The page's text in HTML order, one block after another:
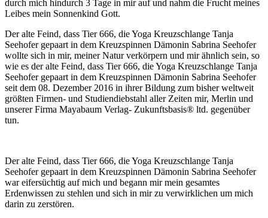
durch mich hindurch 3 Tage in mir auf und nahm die Frucht meines
Leibes mein Sonnenkind Gott.
Der alte Feind, dass Tier 666, die Yoga Kreuzschlange Tanja
Seehofer gepaart in dem Kreuzspinnen Dämonin Sabrina Seehofer
wollte sich in mir, meiner Natur verkörpern und mir ähnlich sein, so
wie es der alte Feind, dass Tier 666, die Yoga Kreuzschlange Tanja
Seehofer gepaart in dem Kreuzspinnen Dämonin Sabrina Seehofer
seit dem 08. Dezember 2016 in ihrer Bildung zum bisher weltweit
größten Firmen- und Studiendiebstahl aller Zeiten mir, Merlin und
unserer Firma Mayabaum Verlag- Zukunftsbasis® ltd. gegenüber
tun.
Der alte Feind, dass Tier 666, die Yoga Kreuzschlange Tanja
Seehofer gepaart in dem Kreuzspinnen Dämonin Sabrina Seehofer
war eifersüchtig auf mich und begann mir mein gesamtes
Erdenwissen zu stehlen und sich in mir zu verwirklichen um mich
darin zu zerstören.